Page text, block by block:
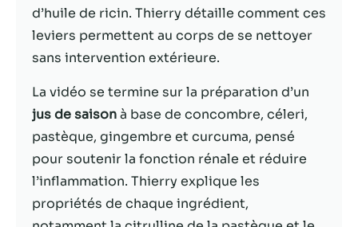
d’huile de ricin. Thierry détaille comment ces
leviers permettent au corps de se nettoyer
sans intervention extérieure.
La vidéo se termine sur la préparation d’un
jus de saisonà base de concombre, céleri,
pastèque, gingembre et curcuma, pensé
pour soutenir la fonction rénale et réduire
l’inflammation. Thierry explique les
propriétés de chaque ingrédient,
certaines
disparaîtront
du site Web.
Marketing
En partageant
votre intérêt et
votre
comportement
lorsque vous
visitez notre